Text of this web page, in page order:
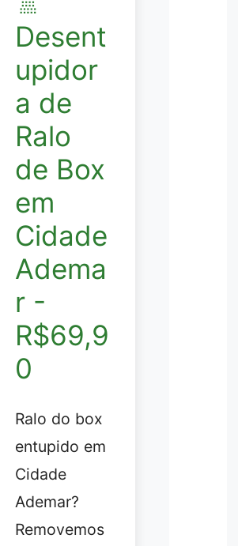
Desent
upidor
a de
Ralo
de Box
em
Cidade
Adema
r -
R$69,9
0
Ralo do box
entupido em
Cidade
Ademar?
Removemos